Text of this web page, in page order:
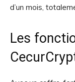
d’un mois,
Les